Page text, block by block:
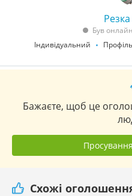
Був
Індивідуальний
Бажаєте, щоб це
Схожі